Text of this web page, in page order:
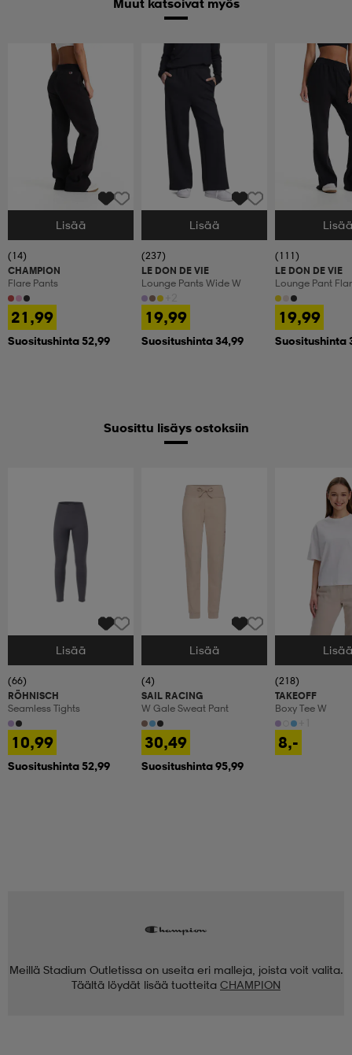
Valitse Koko
Lisää
(14)
CHAMPION
Flare Pants
21,99
Suositushinta 52,99
Valitse Koko
Lisää
(237)
LE DON DE VIE
Lounge Pants Wide W
19,99
Suositushinta 34,99
Valitse Koko
(111)
LE DON DE VIE
Lounge Pant
19,99
Suositushinta
Suosittu lisäys ostoksiin
Valitse Koko
Lisää
(66)
RÖHNISCH
Seamless Tights
10,99
Suositushinta 52,99
Valitse Koko
Lisää
(4)
SAIL RACING
W Gale Sweat Pant
30,49
Suositushinta 95,99
Valitse Koko
(218)
TAKEOFF
Boxy Tee W
8,-
Meillä Stadium Outletissa on useita eri malleja, joista voit valita.
Täältä löydät lisää tuotteita CHAMPION